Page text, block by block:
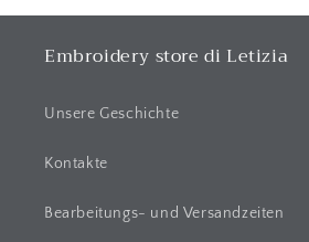
Embroidery store di Letizia
Unsere Geschichte
Kontakte
Bearbeitungs- und Versandzeiten